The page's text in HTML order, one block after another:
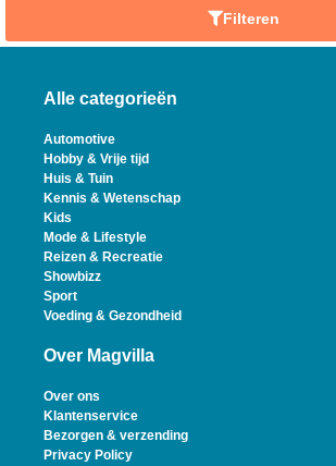
Filteren
Alle categorieën
Automotive
Hobby & Vrije tijd
Huis & Tuin
Kennis & Wetenschap
Kids
Mode & Lifestyle
Reizen & Recreatie
Showbizz
Sport
Voeding & Gezondheid
Over Magvilla
Over ons
Klantenservice
Bezorgen & verzending
Privacy Policy